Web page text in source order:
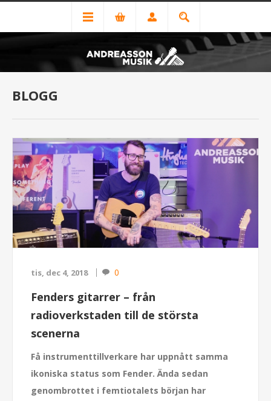
BLOGG
tis, dec 4, 2018 0
Fenders gitarrer – från
radioverkstaden till de största
scenerna
Få instrumenttillverkare har uppnått samma
ikoniska status som Fender. Ända sedan
genombrottet i femtiotalets början har